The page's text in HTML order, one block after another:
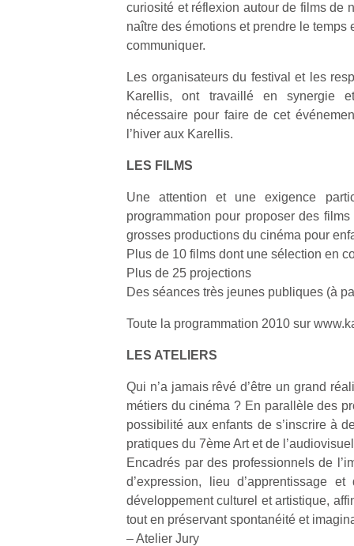
curiosité et réflexion autour de films de
naître des émotions et prendre le temps
communiquer.
Les organisateurs du festival et les
Karellis, ont travaillé en synergie
nécessaire pour faire de cet
l’hiver aux Karellis.
LES FILMS
Une attention et une exigence
programmation pour proposer des
grosses productions du cinéma pour
Plus de 10 films dont une sélection en
Plus de 25 projections
Des séances très jeunes publiques (à
Toute la programmation 2010 sur
LES ATELIERS
Qui n’a jamais rêvé d’être un grand
métiers du cinéma ? En parallèle des
possibilité aux enfants de s’inscrire à
pratiques du 7ème Art et de
Encadrés par des professionnels de
d’expression, lieu d’apprentissage
développement culturel et artistique,
tout en préservant spontanéité et
– Atelier Jury